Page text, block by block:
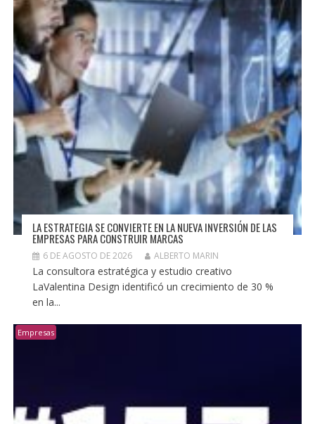
LA ESTRATEGIA SE CONVIERTE EN LA NUEVA INVERSIÓN DE LAS
EMPRESAS PARA CONSTRUIR MARCAS
6 DE AGOSTO DE 2026 ALBERTO MARIN
La consultora estratégica y estudio creativo
LaValentina Design identificó un crecimiento de 30 %
en la...
Empresas